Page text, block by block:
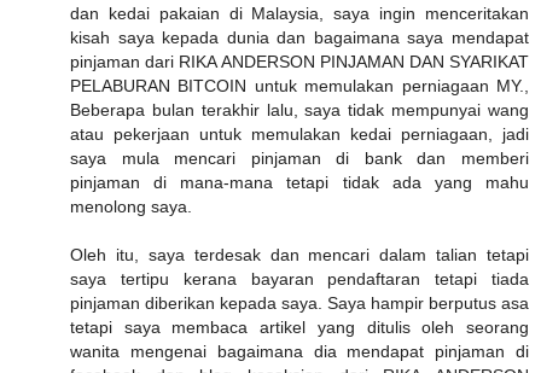
dan kedai pakaian di Malaysia, saya ingin menceritakan
kisah saya kepada dunia dan bagaimana saya mendapat
pinjaman dari RIKA ANDERSON PINJAMAN DAN SYARIKAT
PELABURAN BITCOIN untuk memulakan perniagaan MY.,
Beberapa bulan terakhir lalu, saya tidak mempunyai wang
atau pekerjaan untuk memulakan kedai perniagaan, jadi
saya mula mencari pinjaman di bank dan memberi
pinjaman di mana-mana tetapi tidak ada yang mahu
menolong saya.
Oleh itu, saya terdesak dan mencari dalam talian tetapi
saya tertipu kerana bayaran pendaftaran tetapi tiada
pinjaman diberikan kepada saya. Saya hampir berputus asa
tetapi saya membaca artikel yang ditulis oleh seorang
wanita mengenai bagaimana dia mendapat pinjaman di